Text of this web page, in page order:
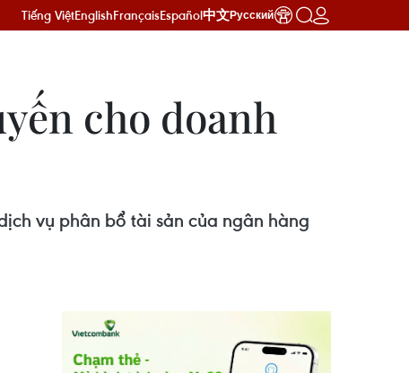
Tiếng ViệtEnglishFrançaisEspañol中文Русский
cho doanh
vụ phân bổ tài sản của ngân hàng